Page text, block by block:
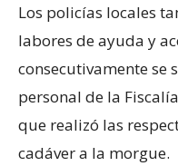
Los policías locales
labores de ayuda y
consecutivamente se
personal de la
que realizó las
cadáver a la morgue.